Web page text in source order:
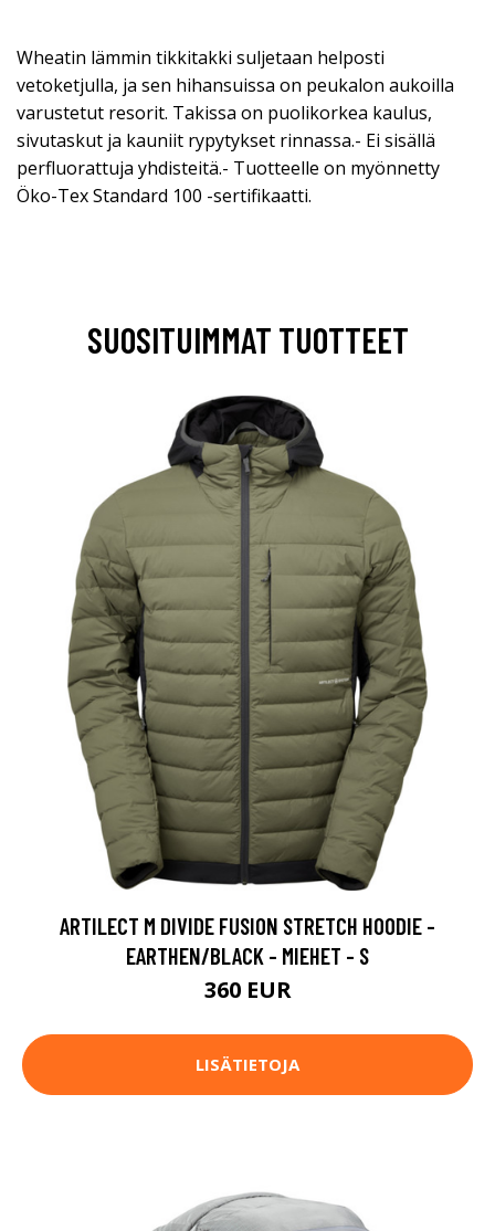
Wheatin lämmin tikkitakki suljetaan helposti
vetoketjulla, ja sen hihansuissa on peukalon aukoilla
varustetut resorit. Takissa on puolikorkea kaulus,
sivutaskut ja kauniit rypytykset rinnassa.- Ei sisällä
perfluorattuja yhdisteitä.- Tuotteelle on myönnetty
Öko-Tex Standard 100 -sertifikaatti.
SUOSITUIMMAT TUOTTEET
ARTILECT M DIVIDE FUSION STRETCH HOODIE -
EARTHEN/BLACK - MIEHET - S
360 EUR
LISÄTIETOJA